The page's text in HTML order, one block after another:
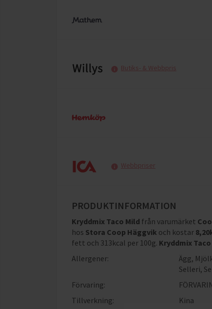
Butiks- & Webbpris
Webbpriser
PRODUKTINFORMATION
Kryddmix Taco Mild från varumärket
hos Stora Coop Häggvik och kostar 8,20
fett och 313kcal per 100g. Kryddmix
Allergener:
Ägg,
Selleri,
Förvaring:
Tillverkning:
Kina